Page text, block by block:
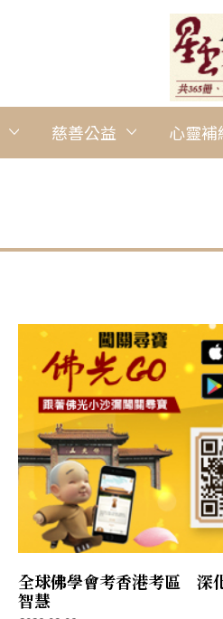
慈善公益 心靈補
圖說：身著格格裝的佛光一，二代
全球佛學會考香港考區 深
智慧